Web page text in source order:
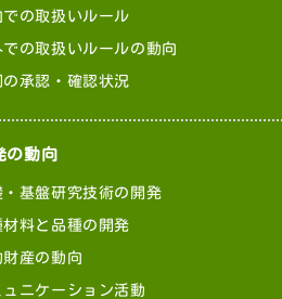
での取扱いルール
での取扱いルールの動向
の承認・確認状況
の動向
・基盤研究技術の開発
材料と品種の開発
財産の動向
ュニケーション活動